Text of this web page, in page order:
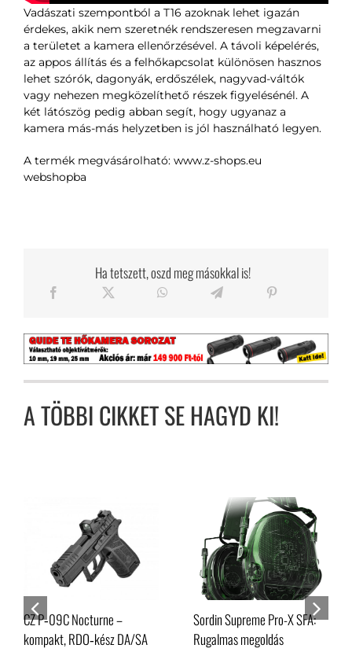
Vadászati szempontból a T16 azoknak lehet igazán
érdekes, akik nem szeretnék rendszeresen megzavarni
a területet a kamera ellenőrzésével. A távoli képelérés,
az appos állítás és a felhőkapcsolat különösen hasznos
lehet szórók, dagonyák, erdőszélek, nagyvad-váltók
vagy nehezen megközelíthető részek figyelésénél. A
két látószög pedig abban segít, hogy ugyanaz a
kamera más-más helyzetben is jól használható legyen.
A termék megvásárolható:www.z-shops.eu
webshopba
Ha tetszett, oszd meg másokkal is!
A TÖBBI CIKKET SE HAGYD KI!
CZ P‑09C Nocturne –
kompakt, RDO‑kész DA/SA
Sordin Supreme Pro-X SFA:
Rugalmas megoldás